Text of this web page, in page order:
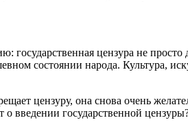
цензура не просто
состоянии народа. Культура,
цензуру, она снова очень
государственной